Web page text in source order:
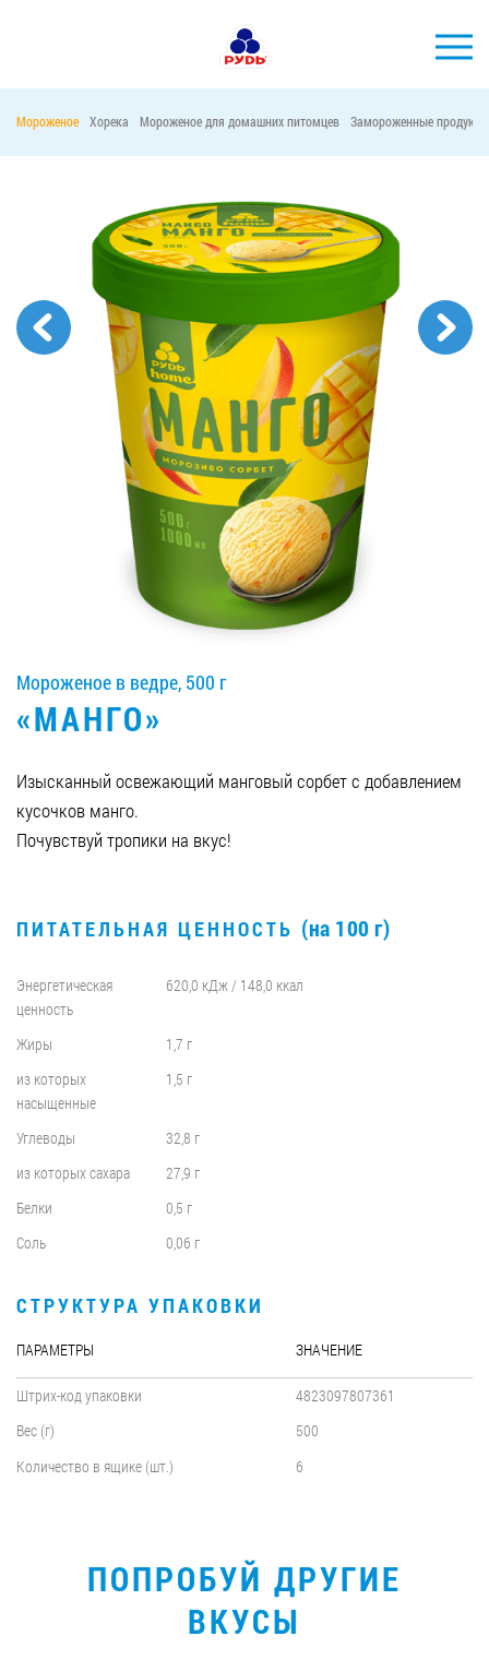
КОМПАНИЯ
ПОТРЕБИТЕЛЯМ
ПРЕСС-ЦЕНТР
ХОРЕКА
Тендерные закупки
Контакты
Вакансии
ЗАКАЗАТЬ ПРОДУКЦИЮ «РУДЬ»:
СТАТЬ ПАРТНЕРОМ
0412 42 29 23
Мороженое Хорека Мороженое для домашних питомцев Замороженные продукты
Мороженое в ведре, 500 г
«МАНГО»
Изысканный освежающий манговый сорбет с добавлением
кусочков манго.
Почувствуй тропики на вкус!
ПИТАТЕЛЬНАЯ ЦЕННОСТЬ (на 100 г)
Энергетическая
ценность
620,0 кДж / 148,0 ккал
Жиры
1,7 г
из которых
насыщенные
1,5 г
Углеводы
32,8 г
из которых сахара
27,9 г
Белки
0,5 г
Соль
0,06 г
СТРУКТУРА УПАКОВКИ
ПАРАМЕТРЫ ЗНАЧЕНИЕ
Штрих-код упаковки
4823097807361
Вес (г)
500
Количество в ящике (шт.)
6
ПОПРОБУЙ ДРУГИЕ
ВКУСЫ